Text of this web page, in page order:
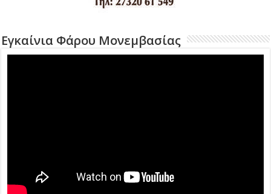
Εγκαίνια Φάρου Μονεμβασίας